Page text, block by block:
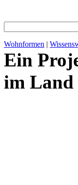
Wohnformen |
Ein
im Land